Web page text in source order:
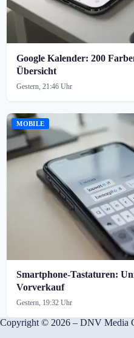
Google Kalender: 200
Übersicht
Gestern, 21:46 Uhr
MOBILE
Smartphone-Tastaturen:
Vorverkauf
Gestern, 19:32 Uhr
Copyright © 2026 – DNV Media